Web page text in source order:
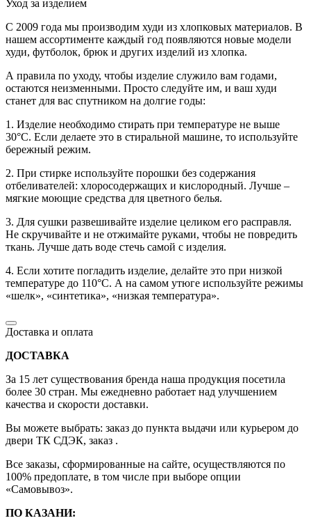
Уход за изделием
С 2009 года мы производим худи из хлопковых материалов. В
нашем ассортименте каждый год появляются новые модели
худи, футболок, брюк и других изделий из хлопка.
А правила по уходу, чтобы изделие служило вам годами,
остаются неизменными. Просто следуйте им, и ваш худи
станет для вас спутником на долгие годы:
1. Изделие необходимо стирать при температуре не выше
30°C. Если делаете это в стиральной машине, то используйте
бережный режим.
2. При стирке используйте порошки без содержания
отбеливателей: хлоросодержащих и кислородный. Лучше –
мягкие моющие средства для цветного белья.
3. Для сушки развешивайте изделие целиком его расправля.
Не скручивайте и не отжимайте руками, чтобы не повредить
ткань. Лучше дать воде стечь самой с изделия.
4. Если хотите погладить изделие, делайте это при низкой
температуре до 110°C. А на самом утюге используйте режимы
«шелк», «синтетика», «низкая температура».
Доставка и оплата
ДОСТАВКА
За 15 лет существования бренда наша продукция посетила
более 30 стран. Мы ежедневно работает над улучшением
качества и скорости доставки.
Вы можете выбрать: заказ до пункта выдачи или курьером до
двери ТК СДЭК, заказ .
Все заказы, сформированные на сайте, осуществляются по
100% предоплате, в том числе при выборе опции
«Самовывоз».
ПО КАЗАНИ: